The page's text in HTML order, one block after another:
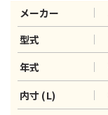
メーカー
型式
年式
内寸 (L)